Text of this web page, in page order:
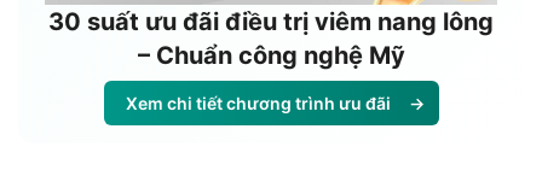
30 suất ưu đãi điều trị viêm nang lông
– Chuẩn công nghệ Mỹ
Xem chi tiết chương trình ưu đãi →